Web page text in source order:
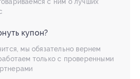
купон?
мы обязательно вернем
только с проверенными